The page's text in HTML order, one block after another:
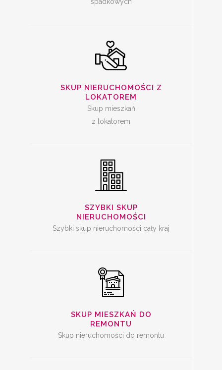
SKUP NIERUCHOMOŚCI Z
LOKATOREM
Skup mieszkań
z lokatorem
SZYBKI SKUP
NIERUCHOMOŚCI
Szybki skup nieruchomości cały kraj
SZYBKA SPRZEDAŻ
MIESZKANIA
SKUP MIESZKAŃ DO
REMONTU
Skup nieruchomości do remontu
SKUP LOKALI DO
REMONTU
SKUP SPALONYCH
NIERUCHOMOŚCI